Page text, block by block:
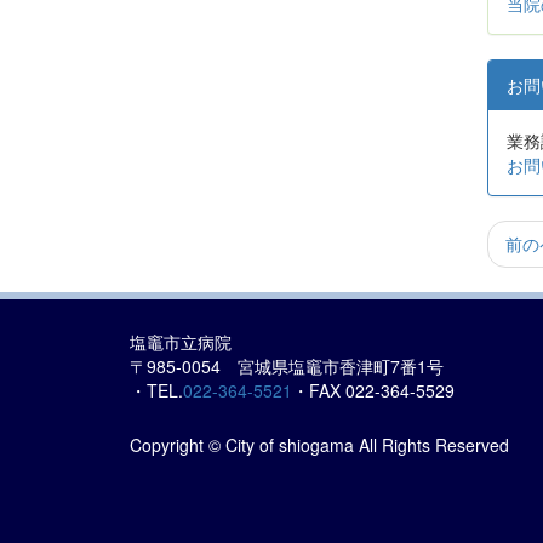
お
業
お
前
塩竈市立病院
〒985-0054 宮城県塩竈市香津町7番1号
・TEL.022-364-5521 ・FAX 022-364-5529
Copyright © City of shiogama All Rights Reserved